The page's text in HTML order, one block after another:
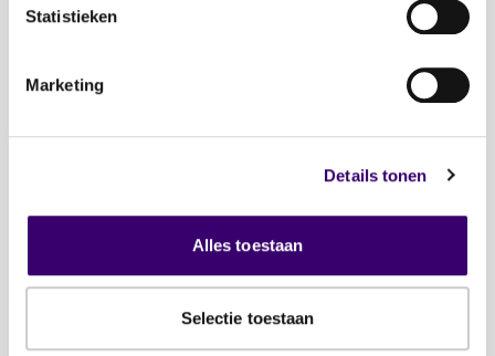
Statistieken
Marketing
Details tonen
Alles toestaan
Selectie toestaan
Veelgestelde vragen
Contactgegevens
Volg FFP